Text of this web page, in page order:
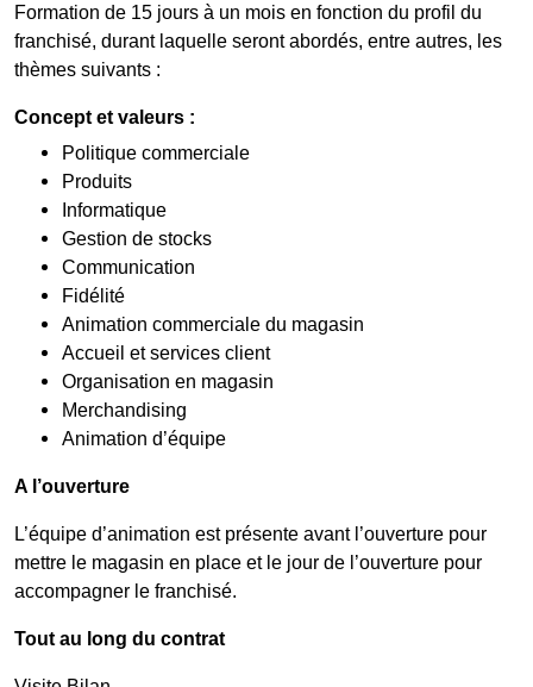
Formation de 15 jours à un mois en fonction du profil du
franchisé, durant laquelle seront abordés, entre autres, les
thèmes suivants :
Concept et valeurs :
Politique commerciale
Produits
Informatique
Gestion de stocks
Communication
Fidélité
Animation commerciale du magasin
Accueil et services client
Organisation en magasin
Merchandising
Animation d’équipe
A l’ouverture
L’équipe d’animation est présente avant l’ouverture pour
mettre le magasin en place et le jour de l’ouverture pour
accompagner le franchisé.
Tout au long du contrat